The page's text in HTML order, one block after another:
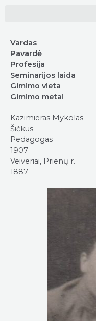
Vardas
Pavardė
Profesija
Seminarijos laida
Gimimo vieta
Gimimo metai
Kazimieras Mykolas
Šičkus
Pedagogas
1907
Veiveriai, Prienų r.
1887